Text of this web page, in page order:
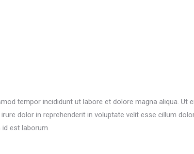
tempor incididunt ut labore et dolore magna aliqua. Ut
dolor in reprehenderit in voluptate velit esse cillum
est laborum.